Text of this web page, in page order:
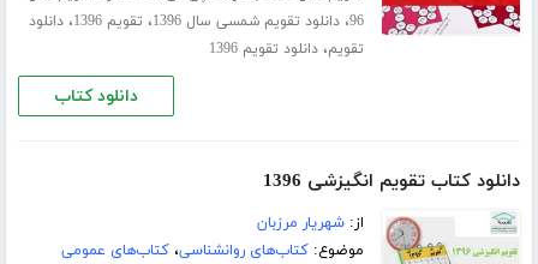
96،دانلود تقویم شمسی سال 1396 ، تقویم 1396 ،دانلود
تقویم،دانلود تقویم 1396
دانلود کتاب
دانلود کتاب تقویم انگیزشی 1396
از:شهریار مرزبان
موضوع:کتاب‌های روانشناسی،کتاب‌های عمومی